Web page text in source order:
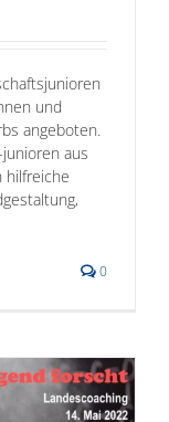
und
angeboten.
aus
hilfreiche
0